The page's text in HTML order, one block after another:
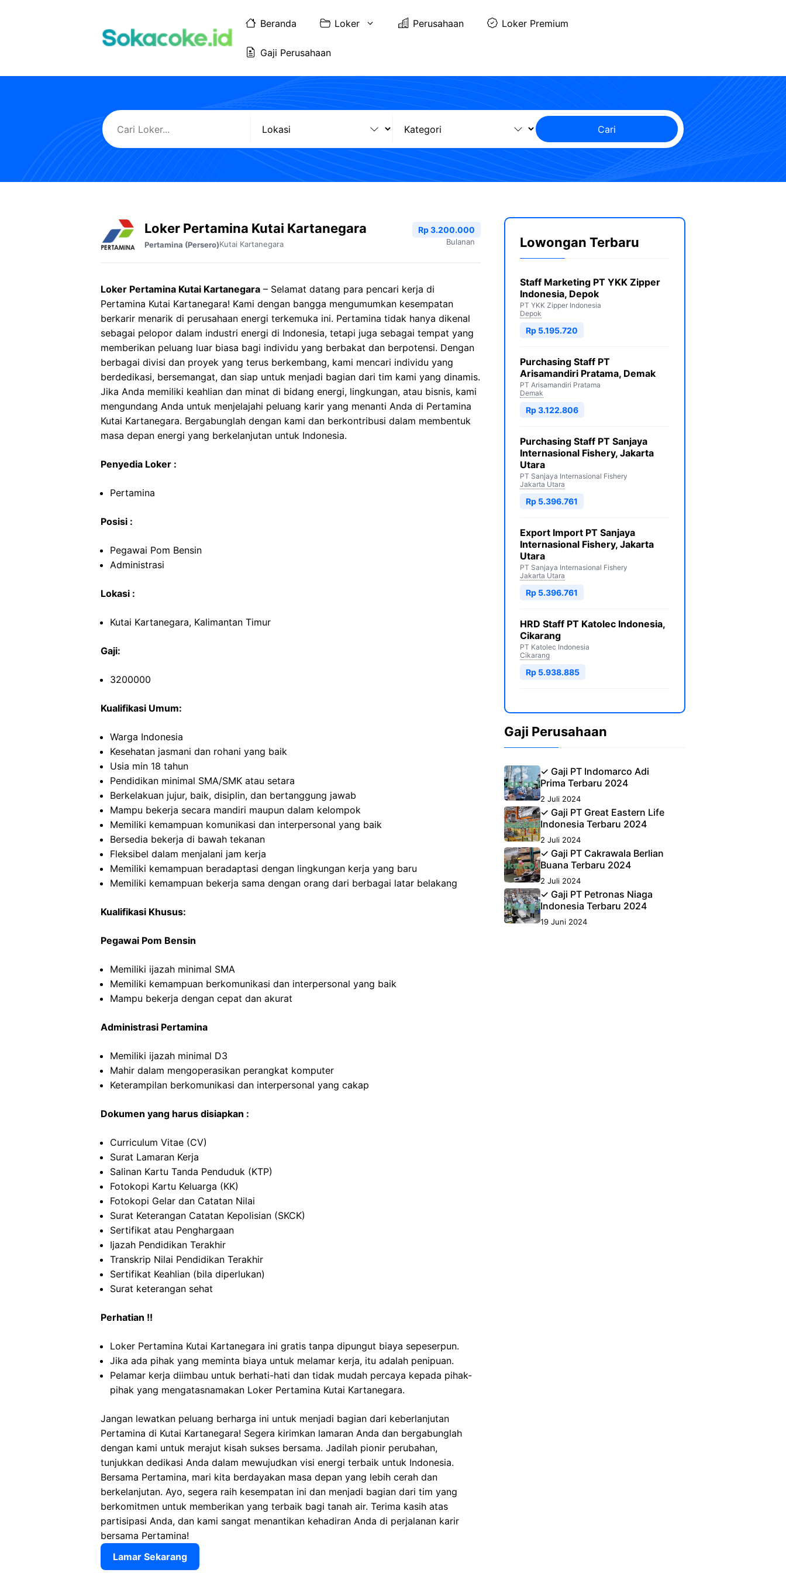
Beranda Loker Perusahaan Loker Premium
Gaji Perusahaan
Cari
Loker Pertamina Kutai Kartanegara
Pertamina (Persero)Kutai Kartanegara
Rp 3.200.000
Bulanan
Loker Pertamina Kutai Kartanegara – Selamat datang para pencari kerja di
Pertamina Kutai Kartanegara! Kami dengan bangga mengumumkan kesempatan
berkarir menarik di perusahaan energi terkemuka ini. Pertamina tidak hanya dikenal
sebagai pelopor dalam industri energi di Indonesia, tetapi juga sebagai tempat yang
memberikan peluang luar biasa bagi individu yang berbakat dan berpotensi. Dengan
berbagai divisi dan proyek yang terus berkembang, kami mencari individu yang
berdedikasi, bersemangat, dan siap untuk menjadi bagian dari tim kami yang dinamis.
Jika Anda memiliki keahlian dan minat di bidang energi, lingkungan, atau bisnis, kami
mengundang Anda untuk menjelajahi peluang karir yang menanti Anda di Pertamina
Kutai Kartanegara. Bergabunglah dengan kami dan berkontribusi dalam membentuk
masa depan energi yang berkelanjutan untuk Indonesia.
Penyedia Loker :
Pertamina
Posisi :
Pegawai Pom Bensin
Administrasi
Lokasi :
Kutai Kartanegara, Kalimantan Timur
Gaji:
3200000
Kualifikasi Umum:
Warga Indonesia
Kesehatan jasmani dan rohani yang baik
Usia min 18 tahun
Pendidikan minimal SMA/SMK atau setara
Berkelakuan jujur, baik, disiplin, dan bertanggung jawab
Mampu bekerja secara mandiri maupun dalam kelompok
Memiliki kemampuan komunikasi dan interpersonal yang baik
Bersedia bekerja di bawah tekanan
Fleksibel dalam menjalani jam kerja
Memiliki kemampuan beradaptasi dengan lingkungan kerja yang baru
Memiliki kemampuan bekerja sama dengan orang dari berbagai latar belakang
Kualifikasi Khusus:
Pegawai Pom Bensin
Memiliki ijazah minimal SMA
Memiliki kemampuan berkomunikasi dan interpersonal yang baik
Mampu bekerja dengan cepat dan akurat
Administrasi Pertamina
Memiliki ijazah minimal D3
Mahir dalam mengoperasikan perangkat komputer
Keterampilan berkomunikasi dan interpersonal yang cakap
Dokumen yang harus disiapkan :
Curriculum Vitae (CV)
Surat Lamaran Kerja
Salinan Kartu Tanda Penduduk (KTP)
Fotokopi Kartu Keluarga (KK)
Fotokopi Gelar dan Catatan Nilai
Surat Keterangan Catatan Kepolisian (SKCK)
Sertifikat atau Penghargaan
Ijazah Pendidikan Terakhir
Transkrip Nilai Pendidikan Terakhir
Sertifikat Keahlian (bila diperlukan)
Surat keterangan sehat
Perhatian !!
Loker Pertamina Kutai Kartanegara ini gratis tanpa dipungut biaya sepeserpun.
Jika ada pihak yang meminta biaya untuk melamar kerja, itu adalah penipuan.
Pelamar kerja diimbau untuk berhati-hati dan tidak mudah percaya kepada pihak-
pihak yang mengatasnamakan Loker Pertamina Kutai Kartanegara.
Jangan lewatkan peluang berharga ini untuk menjadi bagian dari keberlanjutan
Pertamina di Kutai Kartanegara! Segera kirimkan lamaran Anda dan bergabunglah
dengan kami untuk merajut kisah sukses bersama. Jadilah pionir perubahan,
tunjukkan dedikasi Anda dalam mewujudkan visi energi terbaik untuk Indonesia.
Bersama Pertamina, mari kita berdayakan masa depan yang lebih cerah dan
berkelanjutan. Ayo, segera raih kesempatan ini dan menjadi bagian dari tim yang
berkomitmen untuk memberikan yang terbaik bagi tanah air. Terima kasih atas
partisipasi Anda, dan kami sangat menantikan kehadiran Anda di perjalanan karir
bersama Pertamina!
Lamar Sekarang
Lowongan Terbaru
Staff Marketing PT YKK Zipper
Indonesia, Depok
PT YKK Zipper Indonesia
Depok
Rp 5.195.720
Purchasing Staff PT
Arisamandiri Pratama, Demak
PT Arisamandiri Pratama
Demak
Rp 3.122.806
Purchasing Staff PT Sanjaya
Internasional Fishery, Jakarta
Utara
PT Sanjaya Internasional Fishery
Jakarta Utara
Rp 5.396.761
Export Import PT Sanjaya
Internasional Fishery, Jakarta
Utara
PT Sanjaya Internasional Fishery
Jakarta Utara
Rp 5.396.761
HRD Staff PT Katolec Indonesia,
Cikarang
PT Katolec Indonesia
Cikarang
Rp 5.938.885
Gaji Perusahaan
✓ Gaji PT Indomarco Adi
Prima Terbaru 2024
2 Juli 2024
✓ Gaji PT Great Eastern Life
Indonesia Terbaru 2024
2 Juli 2024
✓ Gaji PT Cakrawala Berlian
Buana Terbaru 2024
2 Juli 2024
✓ Gaji PT Petronas Niaga
Indonesia Terbaru 2024
19 Juni 2024